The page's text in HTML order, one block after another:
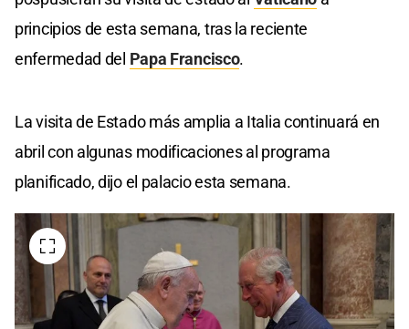
principios de esta semana, tras la reciente
enfermedad del Papa Francisco.
La visita de Estado más amplia a Italia continuará en
abril con algunas modificaciones al programa
planificado, dijo el palacio esta semana.